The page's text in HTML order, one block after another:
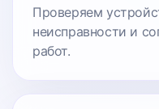
Проверяем
неисправности и
работ.